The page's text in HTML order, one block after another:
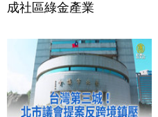
成社區綠金產業